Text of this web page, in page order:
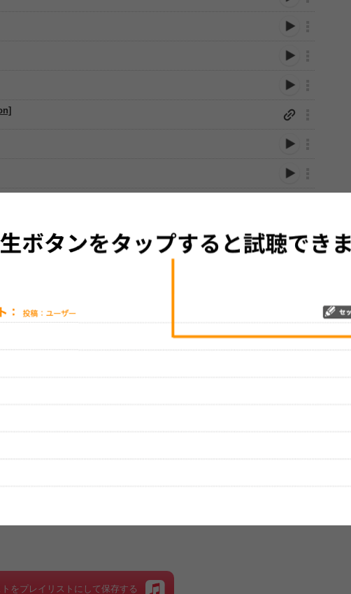
性は保証されませんので、あらかじめご了承ください。
連絡をお願い致します。
する歌詞サイト「
をプレイリストにして保存する